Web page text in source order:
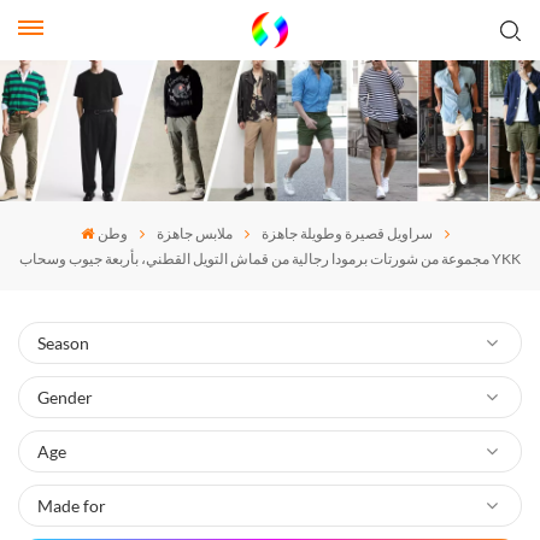
وطن ملابس جاهزة
سراويل قصيرة وطويلة جاهزة
مجموعة من شورتات برمودا رجالية من قماش التويل القطني، بأربعة جيوب وسحاب YKK